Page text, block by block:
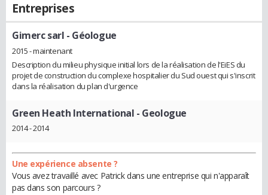
Entreprises
Gimerc sarl - Géologue
2015 - maintenant
Description du milieu physique initial lors de la réalisation de l'EiES du
projet de construction du complexe hospitalier du Sud ouest qui s'inscrit
dans la réalisation du plan d'urgence
Green Heath International - Geologue
2014 - 2014
Une expérience absente ?
Vous avez travaillé avec Patrick dans une entreprise qui n'apparaît
pas dans son parcours ?